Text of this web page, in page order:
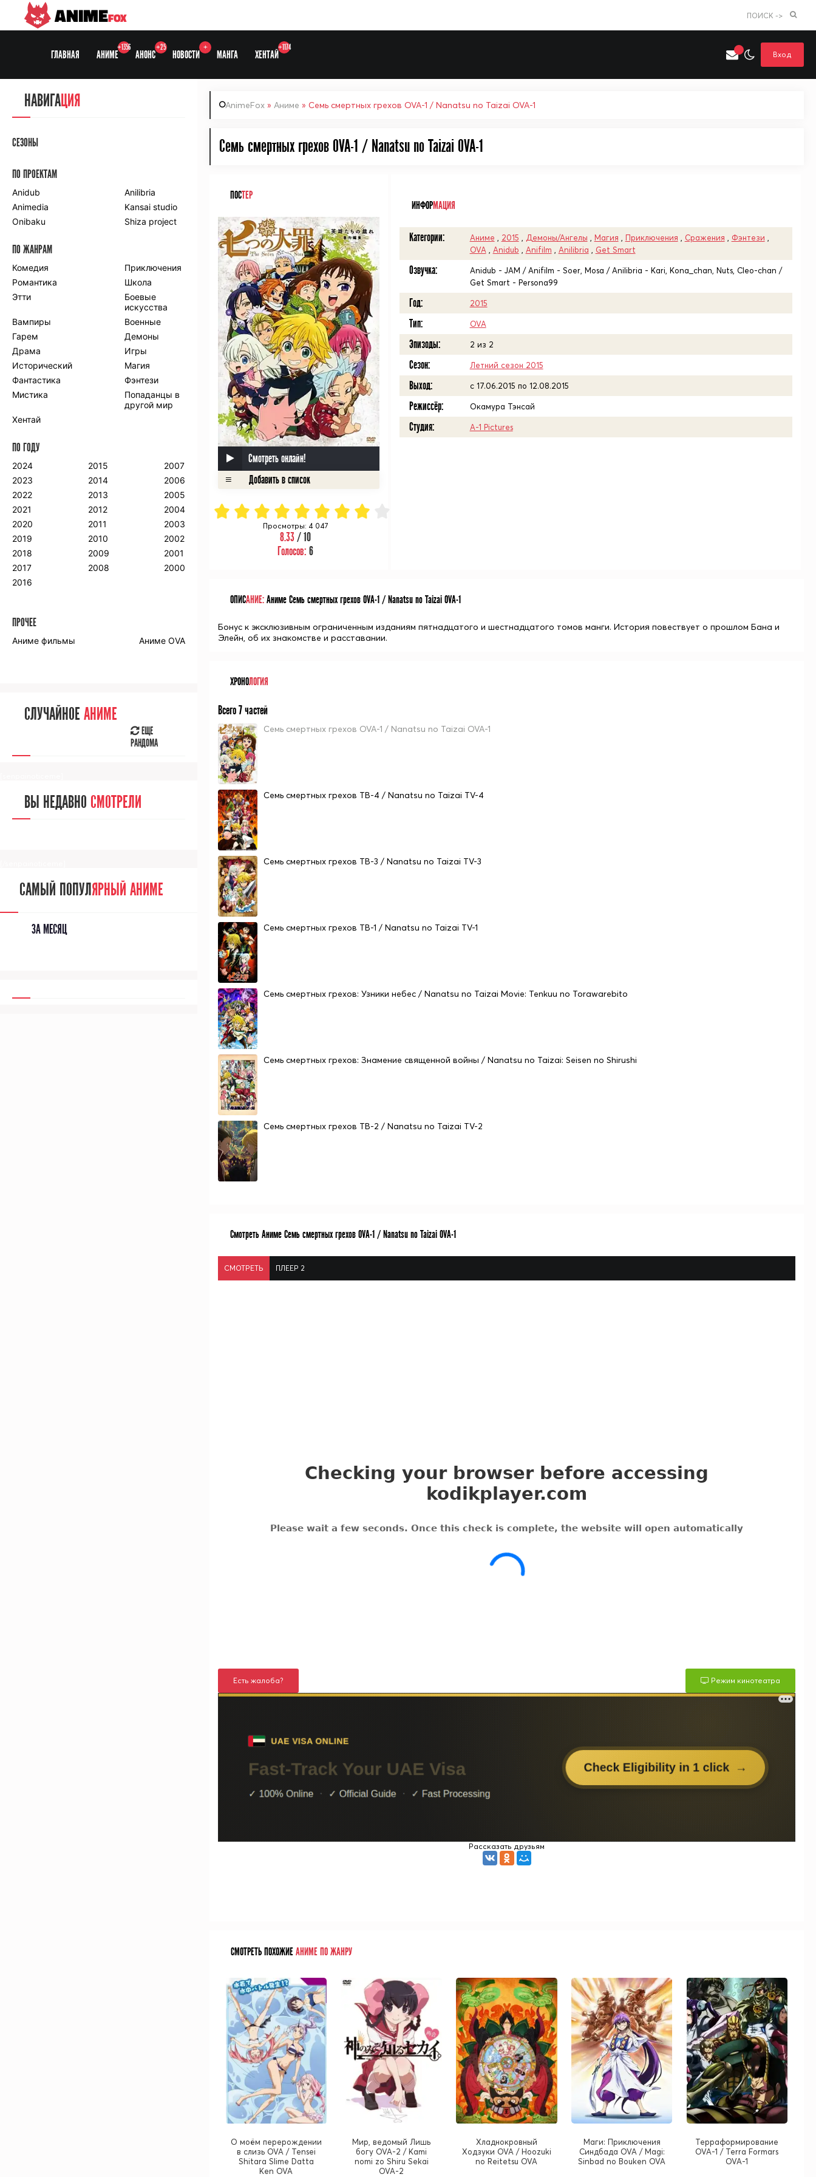
ANIMEFOX ПОИСК ->
ГЛАВНАЯ АНИМЕ
+1356
АНОНС
+25
НОВОСТИ
+
МАНГА ХЕНТАЙ
+1174
Вход
AnimeFox » Аниме » Семь смертных грехов OVA-1 / Nanatsu no Taizai OVA-1
Семь смертных грехов OVA-1 / Nanatsu no Taizai OVA-1
ПОСТЕР
Смотреть онлайн!
Просмотры: 4 047
8.33/ 10
Голосов:6
ИНФОРМАЦИЯ
Категории: Аниме 2015 Демоны/Ангелы Магия Приключения Сражения Фэнтези
OVA
Anidub Anifilm Anilibria Get Smart
Озвучка:
Anidub - JAM / Anifilm - Soer, Mosa / Anilibria - Kari, Kona_chan, Nuts, Cleo-chan /
Get Smart - Persona99
Год: 2015
Тип: OVA
Эпизоды: 2 из 2
Сезон: Летний сезон 2015
Выход: c 17.06.2015 по 12.08.2015
Режиссёр: Окамура Тэнсай
Студия: A-1 Pictures
ОПИСАНИЕ:Аниме Семь смертных грехов OVA-1 / Nanatsu no Taizai OVA-1
Бонус к эксклюзивным ограниченным изданиям пятнадцатого и шестнадцатого томов манги. История повествует о прошлом Бана и
Элейн, об их знакомстве и расставании.
ХРОНОЛОГИЯ
Всего 7 частей
Семь смертных грехов OVA-1 / Nanatsu no Taizai OVA-1
Семь смертных грехов ТВ-4 / Nanatsu no Taizai TV-4
Семь смертных грехов ТВ-3 / Nanatsu no Taizai TV-3
Семь смертных грехов ТВ-1 / Nanatsu no Taizai TV-1
Семь смертных грехов: Узники небес / Nanatsu no Taizai Movie: Tenkuu no Torawarebito
Семь смертных грехов: Знамение священной войны / Nanatsu no Taizai: Seisen no Shirushi
Семь смертных грехов ТВ-2 / Nanatsu no Taizai TV-2
Смотреть Аниме Семь смертных грехов OVA-1 / Nanatsu no Taizai OVA-1
СМОТРЕТЬ ПЛЕЕР 2
Есть жалоба? Режим кинотеатра
Рассказать друзьям
СМОТРЕТЬ ПОХОЖИЕАНИМЕ ПО ЖАНРУ
О моём перерождении
в слизь OVA / Tensei
Shitara Slime Datta
Ken OVA
Мир, ведомый Лишь
богу OVA-2 / Kami
nomi zo Shiru Sekai
OVA-2
Хладнокровный
Ходзуки OVA / Hoozuki
no Reitetsu OVA
Маги: Приключения
Синдбада OVA / Magi:
Sinbad no Bouken OVA
Терраформирование
OVA-1 / Terra Formars
OVA-1
НАВИГАЦИЯ
СЕЗОНЫ
ПО ПРОЕКТАМ
Anidub
Anilibria
Animedia
Kansai studio
Onibaku
Shiza project
ПО ЖАНРАМ
Комедия
Приключения
Романтика
Школа
Этти
Боевые
искусства
Вампиры
Военные
Гарем
Демоны
Драма
Игры
Исторический
Магия
Фантастика
Фэнтези
Мистика
Попаданцы в
другой мир
Хентай
ПО ГОДУ
2024
2023
2022
2021
2020
2019
2018
2017
2016
2015
2014
2013
2012
2011
2010
2009
2008
2007
2006
2005
2004
2003
2002
2001
2000
ПРОЧЕЕ
Аниме фильмы Аниме OVA
СЛУЧАЙНОЕ АНИМЕ
ЕЩЕ
РАНДОМА
ВЫ НЕДАВНО СМОТРЕЛИ
САМЫЙ ПОПУЛЯРНЫЙ АНИМЕ
ЗА МЕСЯЦ